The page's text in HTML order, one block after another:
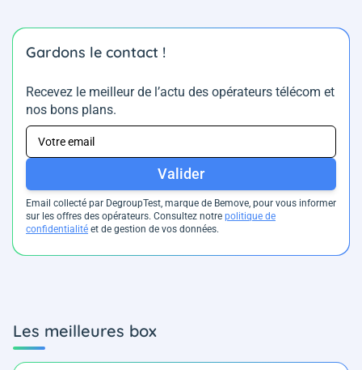
Gardons le contact !
Recevez le meilleur de l’actu des opérateurs télécom et
nos bons plans.
Valider
Email collecté par DegroupTest, marque de Bemove, pour vous informer
sur les offres des opérateurs. Consultez notre politique de
confidentialité et de gestion de vos données.
Les meilleures box